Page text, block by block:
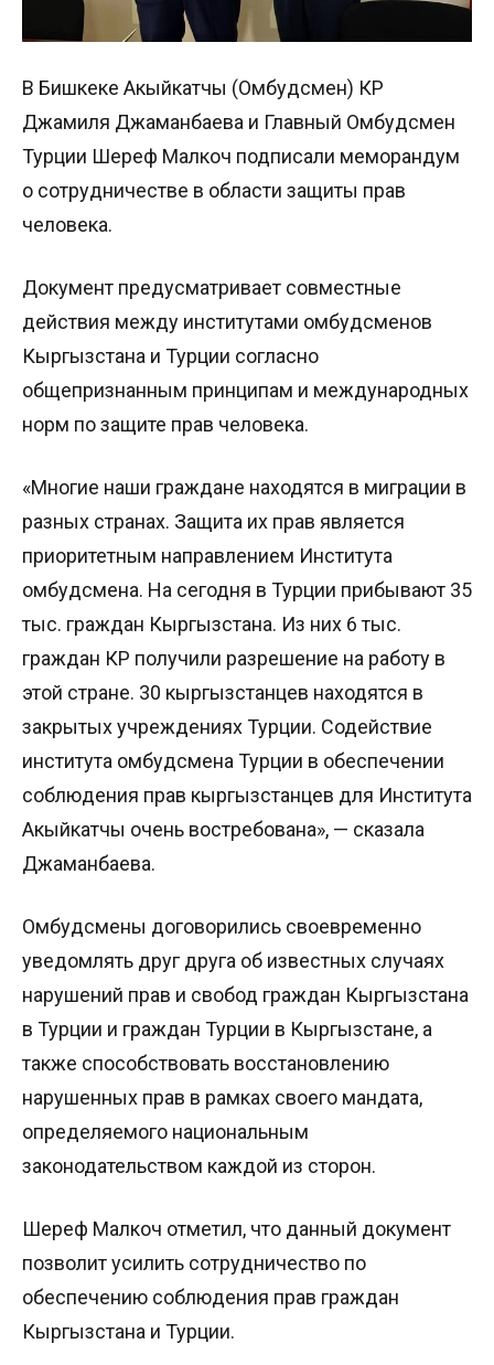
В Бишкеке Акыйкатчы (Омбудсмен) КР
Джамиля Джаманбаева и Главный Омбудсмен
Турции Шереф Малкоч подписали меморандум
о сотрудничестве в области защиты прав
человека.
Документ предусматривает совместные
действия между институтами омбудсменов
Кыргызстана и Турции согласно
общепризнанным принципам и международных
норм по защите прав человека.
«Многие наши граждане находятся в миграции в
разных странах. Защита их прав является
приоритетным направлением Института
омбудсмена. На сегодня в Турции прибывают 35
тыс. граждан Кыргызстана. Из них 6 тыс.
граждан КР получили разрешение на работу в
этой стране. 30 кыргызстанцев находятся в
закрытых учреждениях Турции. Содействие
института омбудсмена Турции в обеспечении
соблюдения прав кыргызстанцев для Института
Акыйкатчы очень востребована», — сказала
Джаманбаева.
Омбудсмены договорились своевременно
уведомлять друг друга об известных случаях
нарушений прав и свобод граждан Кыргызстана
в Турции и граждан Турции в Кыргызстане, а
также способствовать восстановлению
нарушенных прав в рамках своего мандата,
определяемого национальным
законодательством каждой из сторон.
Шереф Малкоч отметил, что данный документ
позволит усилить сотрудничество по
обеспечению соблюдения прав граждан
Кыргызстана и Турции.